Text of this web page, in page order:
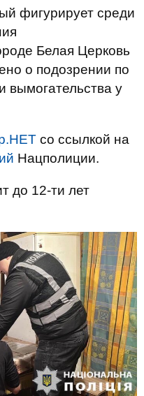
фигурирует среди
Белая Церковь
о подозрении по
вымогательства у
со ссылкой на
Нацполиции.
до 12-ти лет